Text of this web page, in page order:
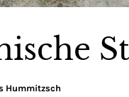
Hummitzsch